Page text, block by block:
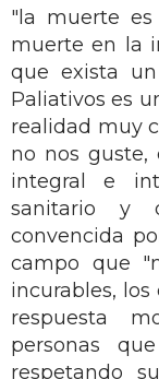
"la muerte
muerte en la
que exista
Paliativos es
realidad muy
no nos guste,
integral e
sanitario y
convencida
campo que
incurables,
respuesta
personas
respetando